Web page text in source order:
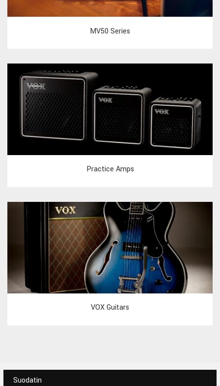
MV50 Series
Practice Amps
VOX Guitars
Suodatin